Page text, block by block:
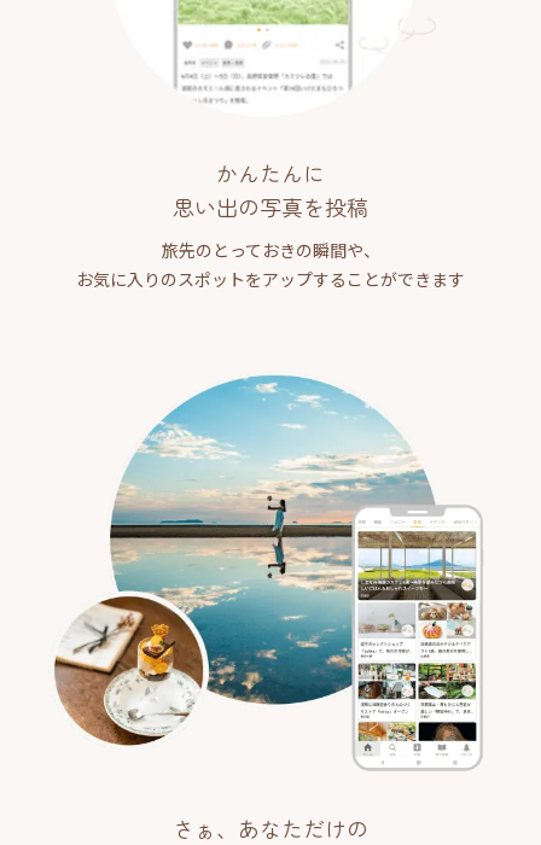
かんたんに
思い出の写真を投稿
旅先のとっておきの瞬間や、
お気に入りのスポットをアップすることができます
さぁ、あなただけの